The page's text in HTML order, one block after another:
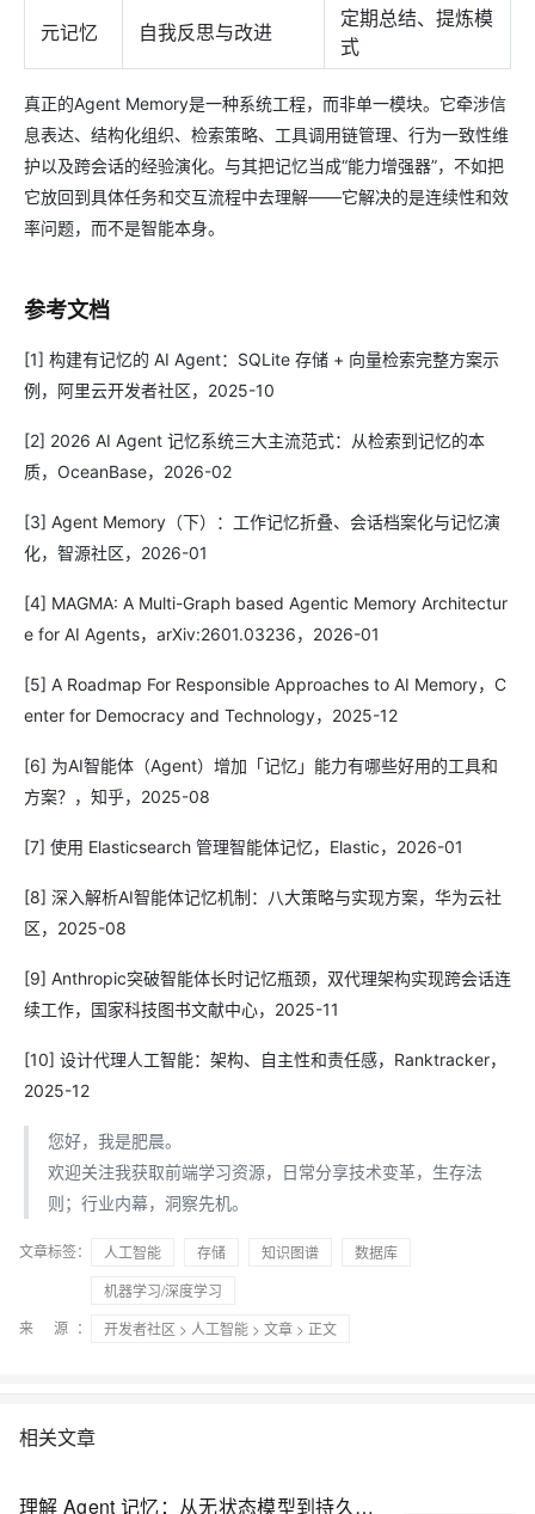
元记忆 自我反思与改进
定期总结、提炼模
式
真正的Agent Memory是一种系统工程，而非单一模块。它牵涉信
息表达、结构化组织、检索策略、工具调用链管理、行为一致性维
护以及跨会话的经验演化。与其把记忆当成“能力增强器”，不如把
它放回到具体任务和交互流程中去理解——它解决的是连续性和效
率问题，而不是智能本身。
参考文档
[1] 构建有记忆的 AI Agent：SQLite 存储 + 向量检索完整方案示
例，阿里云开发者社区，2025-10
[2] 2026 AI Agent 记忆系统三大主流范式：从检索到记忆的本
质，OceanBase，2026-02
[3] Agent Memory（下）：工作记忆折叠、会话档案化与记忆演
化，智源社区，2026-01
[4] MAGMA: A Multi-Graph based Agentic Memory Architectur
e for AI Agents，arXiv:2601.03236，2026-01
[5] A Roadmap For Responsible Approaches to AI Memory，C
enter for Democracy and Technology，2025-12
[6] 为AI智能体（Agent）增加「记忆」能力有哪些好用的工具和
方案？，知乎，2025-08
[7] 使用 Elasticsearch 管理智能体记忆，Elastic，2026-01
[8] 深入解析AI智能体记忆机制：八大策略与实现方案，华为云社
区，2025-08
[9] Anthropic突破智能体长时记忆瓶颈，双代理架构实现跨会话连
续工作，国家科技图书文献中心，2025-11
[10] 设计代理人工智能：架构、自主性和责任感，Ranktracker，
2025-12
您好，我是肥晨。
欢迎关注我获取前端学习资源，日常分享技术变革，生存法
则；行业内幕，洞察先机。
文章标签： 人工智能 存储 知识图谱
数据库
机器学习/深度学习
来 源：
开发者社区 > 人工智能 > 文章 > 正文
相关文章
理解 Agent 记忆：从无状态模型到持久化记忆架构